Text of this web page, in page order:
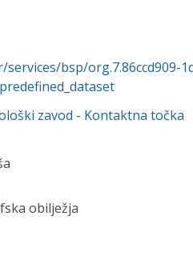
bsp/org.7.86ccd909-
zavod - Kontaktna točka
obilježja